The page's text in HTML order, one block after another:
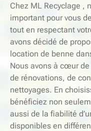
Chez ML Recyclage ,
important pour vous
tout en respectant
avons décidé de
location de benne
Nous avons à cœur de
de rénovations, de
nettoyages. En
bénéficiez non
aussi de la fiabilité
disponibles en